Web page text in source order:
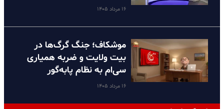
۱۶ مرداد ۱۴۰۵
موشکاف؛ جنگ گرگ‌ها در
بیت ولایت و ضربه همیاری
سی‌ام به نظام پا‌به‌گور
۱۶ مرداد ۱۴۰۵